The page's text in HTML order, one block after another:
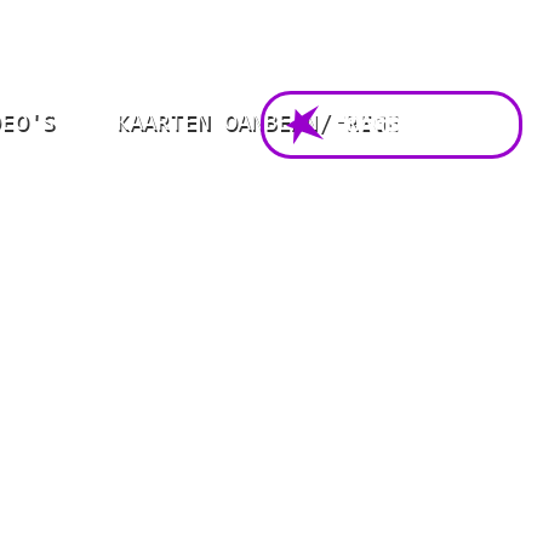
KAARTEN OANBEAN/FREGEFOARSTELLING